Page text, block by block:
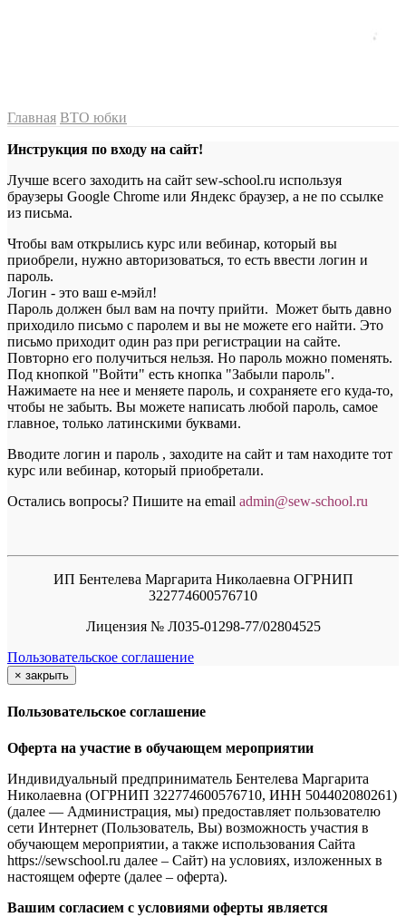
Главная ВТО юбки
Инструкция по входу на сайт!
Лучше всего заходить на сайт sew-school.ru используя
браузеры Google Chrome или Яндекс браузер, а не по ссылке
из письма.
Чтобы вам открылись курс или вебинар, который вы
приобрели, нужно авторизоваться, то есть ввести логин и
пароль.
Логин - это ваш е-мэйл!
Пароль должен был вам на почту прийти. Может быть давно
приходило письмо с паролем и вы не можете его найти. Это
письмо приходит один раз при регистрации на сайте.
Повторно его получиться нельзя. Но пароль можно поменять.
Под кнопкой "Войти" есть кнопка "Забыли пароль".
Нажимаете на нее и меняете пароль, и сохраняете его куда-то,
чтобы не забыть. Вы можете написать любой пароль, самое
главное, только латинскими буквами.
Вводите логин и пароль , заходите на сайт и там находите тот
курс или вебинар, который приобретали.
Остались вопросы? Пишите на email admin@sew-school.ru
ИП Бентелева Маргарита Николаевна ОГРНИП
322774600576710
Лицензия № Л035-01298-77/02804525
Пользовательское соглашение
× закрыть
Пользовательское соглашение
Оферта на участие в обучающем мероприятии
Индивидуальный предприниматель Бентелева Маргарита
Николаевна (ОГРНИП 322774600576710, ИНН 504402080261)
(далее — Администрация, мы) предоставляет пользователю
сети Интернет (Пользователь, Вы) возможность участия в
обучающем мероприятии, а также использования Сайта
https://sewschool.ru далее – Сайт) на условиях, изложенных в
настоящем оферте (далее – оферта).
Вашим согласием с условиями оферты является